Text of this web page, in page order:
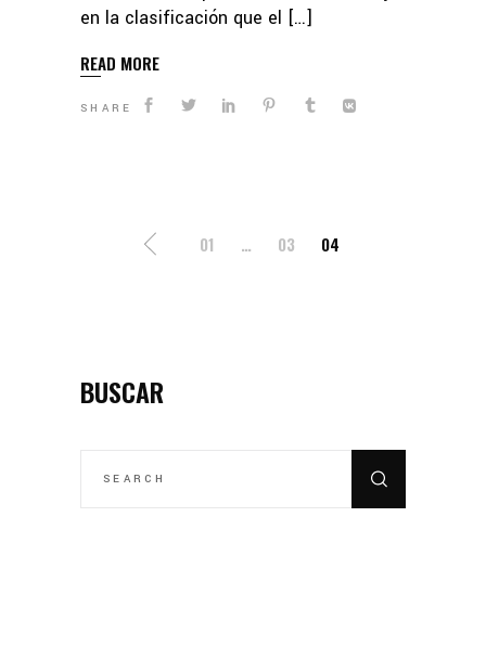
en la clasificación que el […]
READ MORE
SHARE
POSTS 01 … 03 04
BUSCAR